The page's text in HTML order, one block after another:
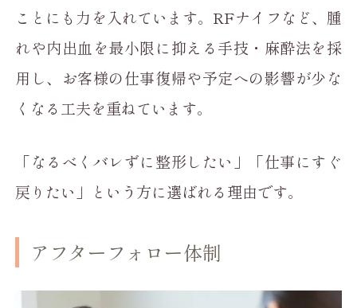
ことにも力を入れています。RFナイフなど、腫
れや内出血を最小限に抑える手技・麻酔法を採
用し、お客様の仕事復帰や予定への影響が少な
くなる工夫を重ねています。
「なるべくバレずに整形したい」「仕事にすぐ
戻りたい」という方に選ばれる理由です。
アフターフォロー体制